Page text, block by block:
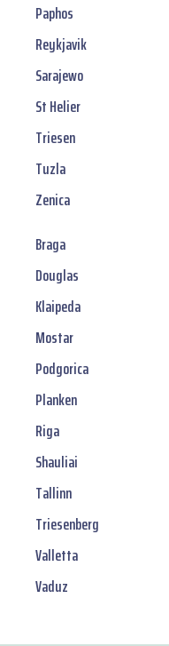
Paphos
Reykjavik
Sarajewo
St Helier
Triesen
Tuzla
Zenica
Braga
Douglas
Klaipeda
Mostar
Podgorica
Planken
Riga
Shauliai
Tallinn
Triesenberg
Valletta
Vaduz